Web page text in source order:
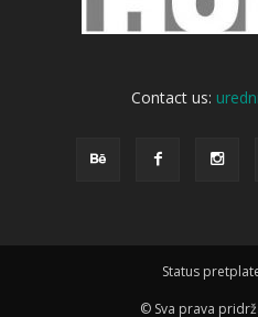
Contact us:
Status
© Sva prava